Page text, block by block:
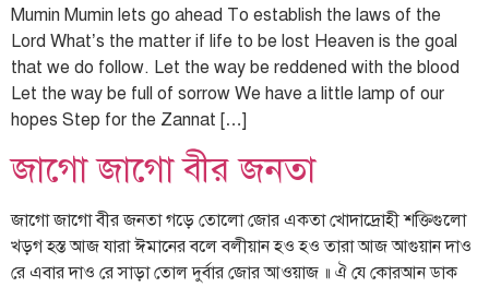
Mumin Mumin lets go ahead To establish the laws of the
Lord What’s the matter if life to be lost Heaven is the goal
that we do follow. Let the way be reddened with the blood
Let the way be full of sorrow We have a little lamp of our
hopes Step for the Zannat […]
জাগো জাগো বীর জনতা
জাগো জাগো বীর জনতা গড়ে তোলো জোর একতা খোদাদ্রোহী শক্তিগুলো
খড়গ হস্ত আজ যারা ঈমানের বলে বলীয়ান হও হও তারা আজ আগুয়ান দাও
রে এবার দাও রে সাড়া তোল দুর্বার জোর আওয়াজ ॥ ঐ যে কোরআন ডাক